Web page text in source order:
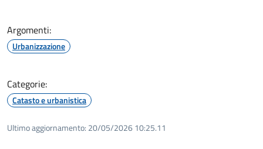
Argomenti:
Urbanizzazione
Categorie:
Catasto e urbanistica
Ultimo aggiornamento: 20/05/2026 10:25.11